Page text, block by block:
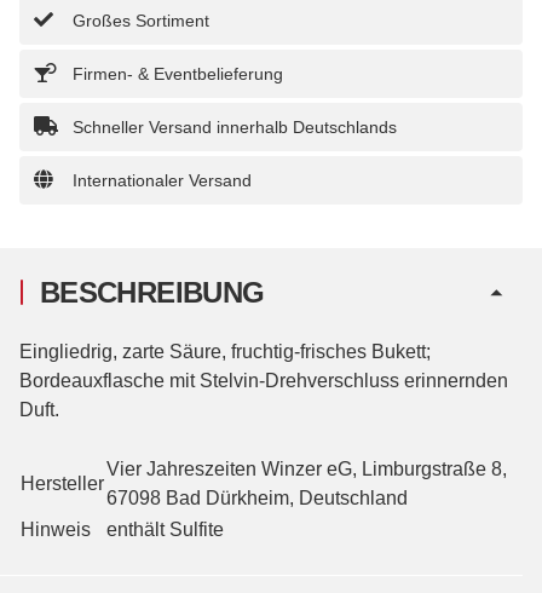
Großes Sortiment
Firmen- & Eventbelieferung
Schneller Versand innerhalb Deutschlands
Internationaler Versand
BESCHREIBUNG
Eingliedrig, zarte Säure, fruchtig-frisches Bukett;
Bordeauxflasche mit Stelvin-Drehverschluss erinnernden
Duft.
Hersteller
Vier Jahreszeiten Winzer eG, Limburgstraße 8,
67098 Bad Dürkheim, Deutschland
Hinweis
enthält Sulfite